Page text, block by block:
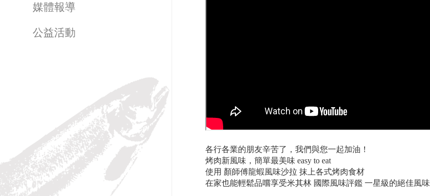
媒體報導
公益活動
各行各業的朋友辛苦了，我們與您一起加油！
烤肉新風味，簡單最美味 easy to eat
使用 顏師傅龍蝦風味沙拉 抹上各式烤肉食材
在家也能輕鬆品嚐享受米其林 國際風味評鑑 一星級的絕佳風味